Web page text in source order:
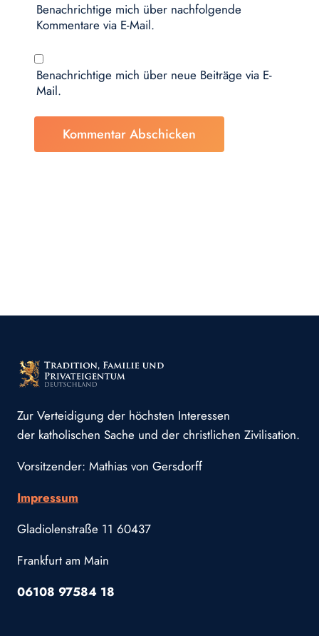
Benachrichtige mich über nachfolgende
Kommentare via E-Mail.
Benachrichtige mich über neue Beiträge via E-
Mail.
Zur Verteidigung der höchsten Interessen
der katholischen Sache und der christlichen Zivilisation.
Vorsitzender: Mathias von Gersdorff
Impressum
Gladiolenstraße 11 60437
Frankfurt am Main
06108 97584 18